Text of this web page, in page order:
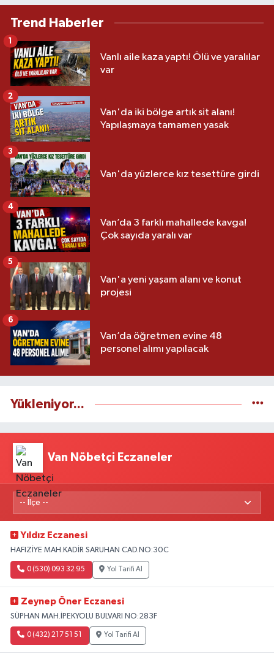
Trend Haberler
Vanlı aile kaza yaptı! Ölü ve yaralılar
var
1
Van'da iki bölge artık sit alanı!
Yapılaşmaya tamamen yasak
2
Van'da yüzlerce kız tesettüre girdi
3
Van’da 3 farklı mahallede kavga!
Çok sayıda yaralı var
4
Van'a yeni yaşam alanı ve konut
projesi
5
Van’da öğretmen evine 48
personel alımı yapılacak
6
Yükleniyor...
Van Nöbetçi Eczaneler
Yıldız Eczanesi
HAFIZİYE MAH.KADİR SARUHAN CAD.NO:30C
0 (530) 093 32 95 Yol Tarifi Al
Zeynep Öner Eczanesi
SÜPHAN MAH.İPEKYOLU BULVARI NO:283F
0 (432) 217 51 51 Yol Tarifi Al